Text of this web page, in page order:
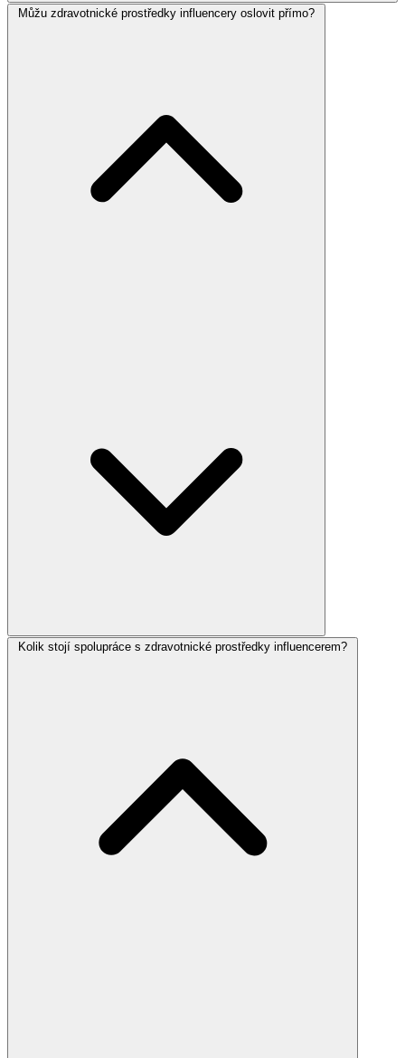
Můžu zdravotnické prostředky influencery oslovit přímo?
Kolik stojí spolupráce s zdravotnické prostředky influencerem?